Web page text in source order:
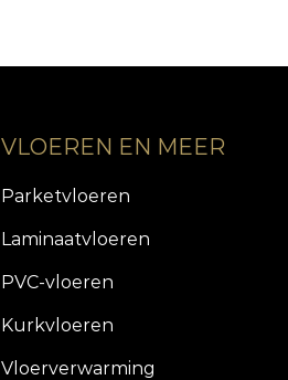
VLOEREN EN MEER
Parketvloeren
Laminaatvloeren
PVC-vloeren
Kurkvloeren
Vloerverwarming